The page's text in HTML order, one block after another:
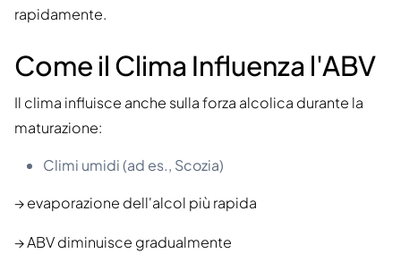
rapidamente.
Come il Clima Influenza l'ABV
Il clima influisce anche sulla forza alcolica durante la
maturazione:
Climi umidi (ad es., Scozia)
→ evaporazione dell'alcol più rapida
→ ABV diminuisce gradualmente